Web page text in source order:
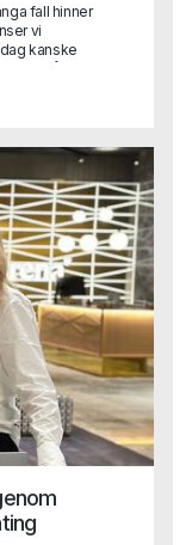
fall hinner
vi
kanske
slut. Detta